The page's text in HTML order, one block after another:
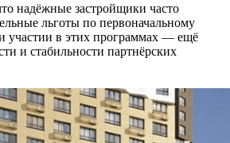
надёжные застройщики часто
льготы по первоначальному
участии в этих программах — ещё
и стабильности партнёрских